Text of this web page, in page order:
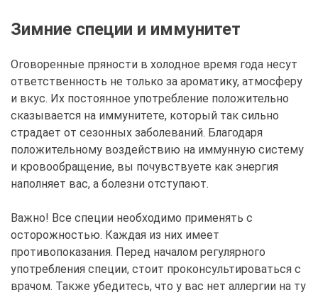
Зимние специи и иммунитет
Оговоренные пряности в холодное время года несут
ответственность не только за ароматику, атмосферу
и вкус. Их постоянное употребление положительно
сказывается на иммунитете, который так сильно
страдает от сезонных заболеваний. Благодаря
положительному воздействию на иммунную систему
и кровообращение, вы почувствуете как энергия
наполняет вас, а болезни отступают.
Важно! Все специи необходимо применять с
осторожностью. Каждая из них имеет
противопоказания. Перед началом регулярного
употребления специи, стоит проконсультироваться с
врачом. Также убедитесь, что у вас нет аллергии на ту